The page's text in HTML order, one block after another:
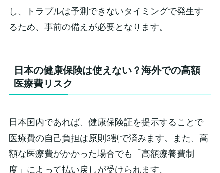
し、トラブルは予測できないタイミングで発生す
るため、事前の備えが必要となります。
日本の健康保険は使えない？海外での高額
医療費リスク
日本国内であれば、健康保険証を提示することで
医療費の自己負担は原則3割で済みます。また、高
額な医療費がかかった場合でも「高額療養費制
度」によって払い戻しが受けられます。